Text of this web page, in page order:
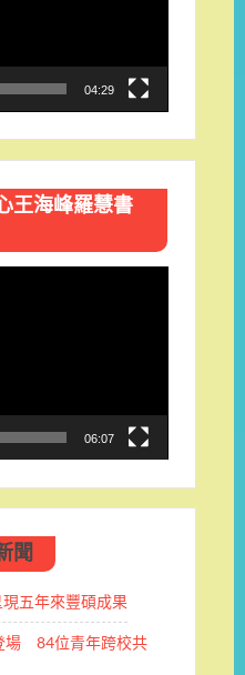
04:29
王海峰羅慧書
06:07
聞
五年來豐碩成果
場 84位青年跨校共